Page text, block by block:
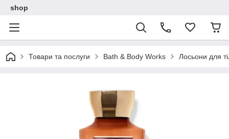
shop
Товари та послуги Bath & Body Works Лосьони для